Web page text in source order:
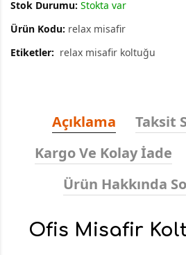
Stok Durumu: Stokta var
Ürün Kodu: relax misafir
Etiketler: relax misafir koltuğu
Açıklama
Taksit
Kargo Ve Kolay İade
Ürün Hakkında
Ofis Misafir